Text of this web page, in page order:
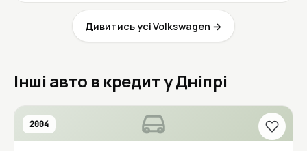
Дивитись усі Volkswagen →
Інші авто в кредит у Дніпрі
2004